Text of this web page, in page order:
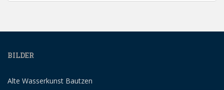
BILDER
Alte Wasserkunst Bautzen